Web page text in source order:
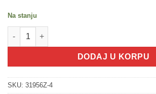
Na stanju
200262-4 Jednorog torbica za djevojčice -
DODAJ U KORPU
SKU: 31956Z-4